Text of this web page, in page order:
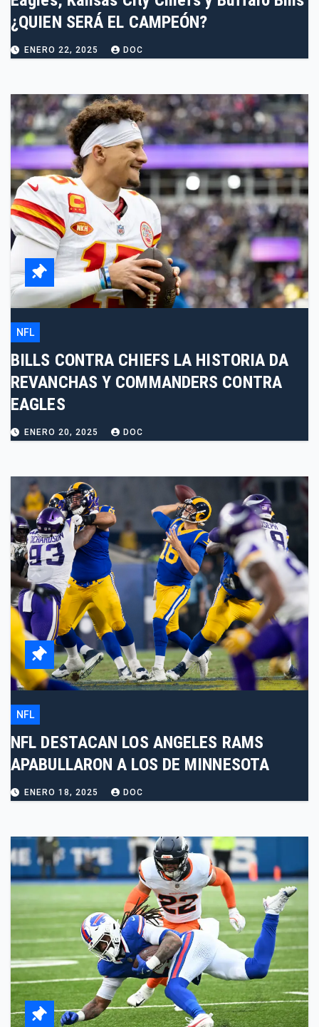
¿QUIEN SERÁ EL CAMPEÓN?
ENERO 22, 2025 DOC
NFL
BILLS CONTRA CHIEFS LA HISTORIA DA
REVANCHAS Y COMMANDERS CONTRA
EAGLES
ENERO 20, 2025 DOC
NFL
NFL DESTACAN LOS ANGELES RAMS
APABULLARON A LOS DE MINNESOTA
ENERO 18, 2025 DOC